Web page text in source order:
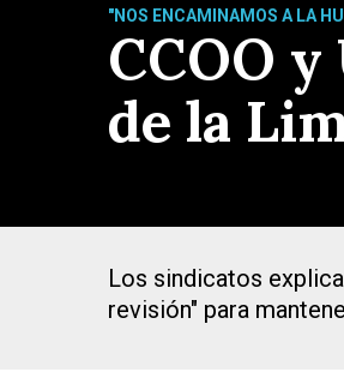
"NOS ENCAMINAMOS A LA
CCOO
de la
Los sindicatos
revisión" para